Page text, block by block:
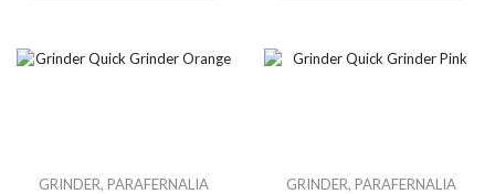
GRINDER, PARAFERNALIA GRINDER, PARAFERNALIA